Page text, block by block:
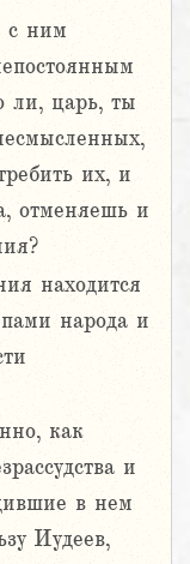
с ним
ли, царь, ты
их, и
отменяешь и
находится
народа и
как
и
в нем
Иудеев,